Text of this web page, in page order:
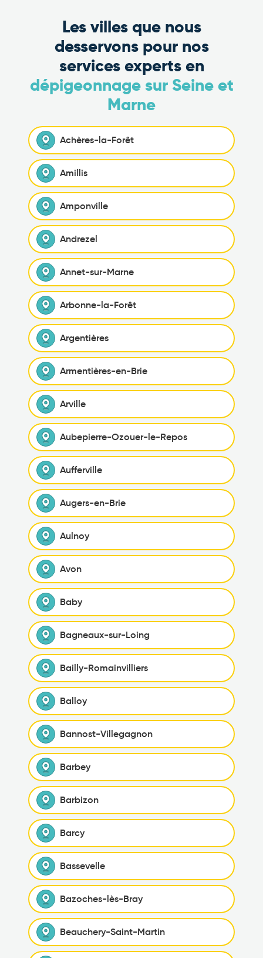
Les villes que nous
desservons pour nos
services experts en
dépigeonnage sur Seine et
Marne
Achères-la-Forêt
Amillis
Amponville
Andrezel
Annet-sur-Marne
Arbonne-la-Forêt
Argentières
Armentières-en-Brie
Arville
Aubepierre-Ozouer-le-Repos
Aufferville
Augers-en-Brie
Aulnoy
Avon
Baby
Bagneaux-sur-Loing
Bailly-Romainvilliers
Balloy
Bannost-Villegagnon
Barbey
Barbizon
Barcy
Bassevelle
Bazoches-lès-Bray
Beauchery-Saint-Martin